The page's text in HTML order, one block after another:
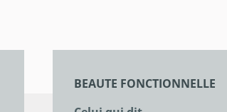
BEAUTE FONCTIONNELLE